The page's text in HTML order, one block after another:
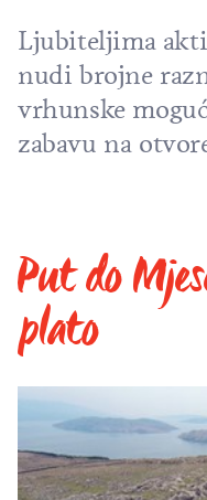
Ljubiteljima
nudi brojne
vrhunske
zabavu na
Put do
plato